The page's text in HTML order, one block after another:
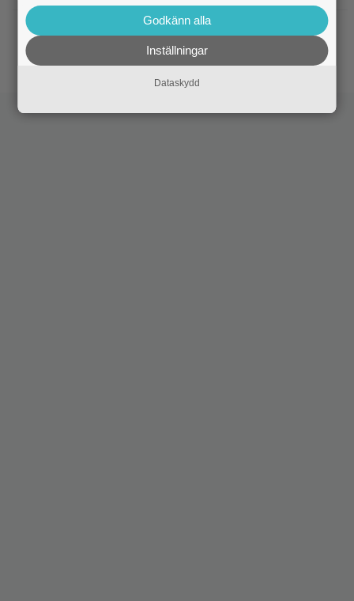
Kommande filmer
När kommer ”Michael 2”?
Lionsgate-chefen har ett svar
Godkänn alla
Inställningar
Dataskydd